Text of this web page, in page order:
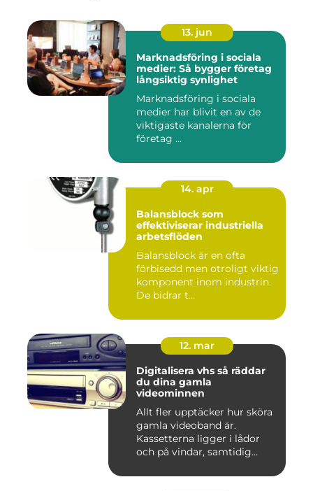
13. jun
Marknadsföring i sociala
medier: Så bygger företag
långsiktig synlighet
Marknadsföring i sociala
medier har blivit en av de
viktigaste kanalerna för
företag ...
14. apr
Balansblock som
effektiviserar industriella
arbetsflöden
Balansblock är en ofta
förbisedd men otroligt viktig
komponent inom industrin.
De bidrar t...
12. mar
Digitalisera vhs så räddar
du dina gamla
videominnen
Allt fler upptäcker hur sköra
gamla videoband är.
Kassetterna ligger i lådor
och på vindar, samtidig...